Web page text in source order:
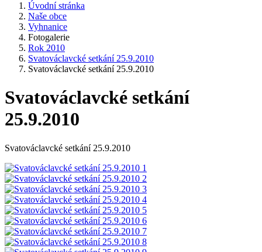
Úvodní stránka
Naše obce
Vyhnanice
Fotogalerie
Rok 2010
Svatováclavcké setkání 25.9.2010
Svatováclavcké setkání 25.9.2010
Svatováclavcké setkání
25.9.2010
Svatováclavcké setkání 25.9.2010